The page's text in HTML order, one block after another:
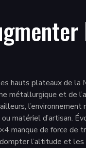
hauts plateaux de
métallurgique et de
matériel d’artisan.
manque de force de
l’altitude et